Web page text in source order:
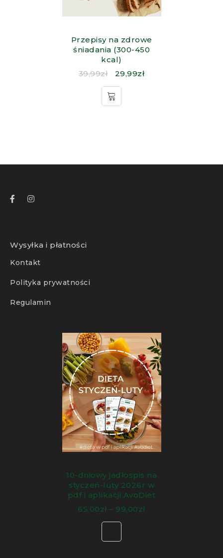
Przepisy na zdrowe
śniadania (300-450
kcal)
39,99zł 29,99zł
Wysyłka i płatności
Kontakt
Polityka prywatności
Regulamin
10-dniowy jadłospis na
styczeń-luty 2026r w
pdf i aplikacji AvoDiet
65,00zł – 99,00zł